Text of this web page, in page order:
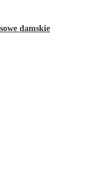
damskie